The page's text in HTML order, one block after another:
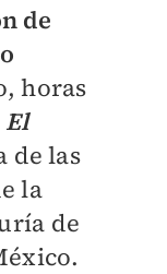
de
horas
El
de las
la
de